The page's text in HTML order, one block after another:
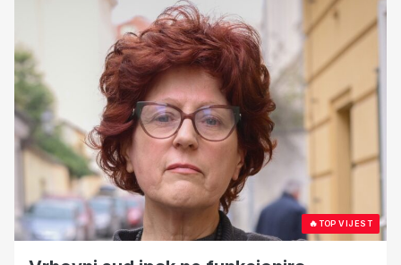
🔥TOP VIJEST